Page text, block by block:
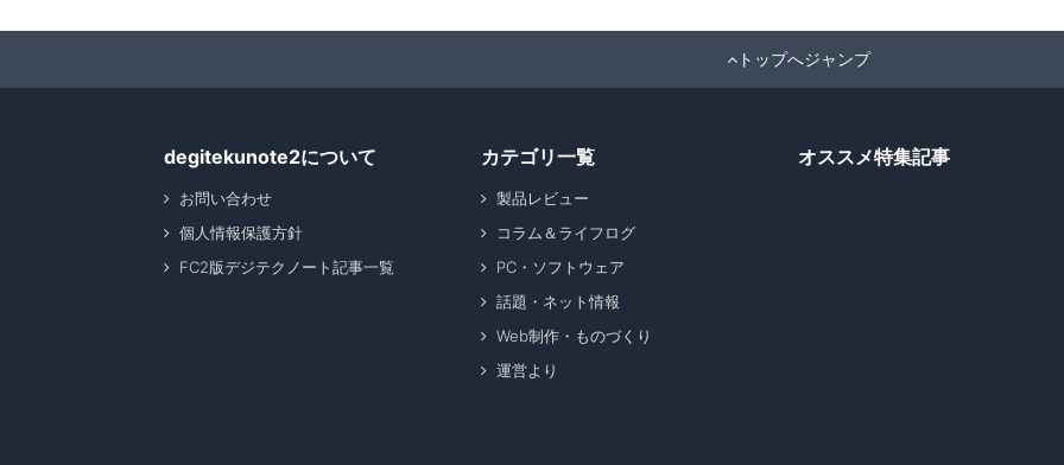
トップへジャンプ
degitekunote2について
お問い合わせ
個人情報保護方針
FC2版デジテクノート記事一覧
カテゴリ一覧
製品レビュー
コラム＆ライフログ
PC・ソフトウェア
話題・ネット情報
Web制作・ものづくり
運営より
オススメ特集記事